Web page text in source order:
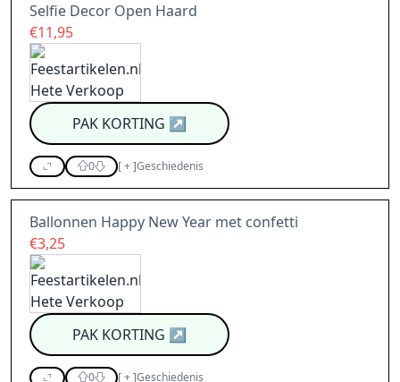
Selfie Decor Open Haard
€11,95
PAK KORTING ↗
0 [+]Geschiedenis
Ballonnen Happy New Year met confetti
€3,25
PAK KORTING ↗
0 [+]Geschiedenis